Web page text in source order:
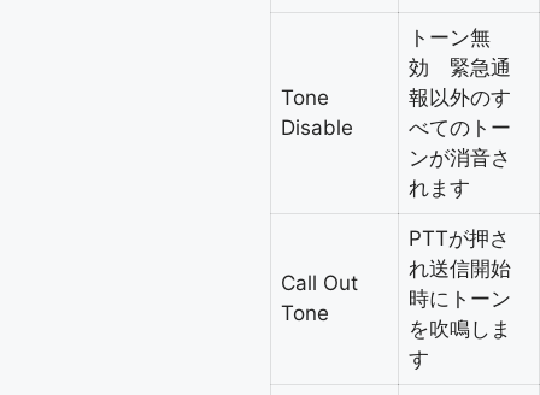
Tone
Disable
トーン無
効 緊急通
報以外のす
べてのトー
ンが消音さ
れます
Call Out
Tone
PTTが押さ
れ送信開始
時にトーン
を吹鳴しま
す